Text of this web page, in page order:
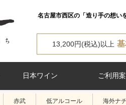
名古屋市西区の「造り手の想い
13,200円(税込)以上
日本ワイン ご利用
赤武 低アルコール 海外ナ